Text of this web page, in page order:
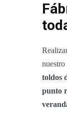
nuestro
toldos
punto